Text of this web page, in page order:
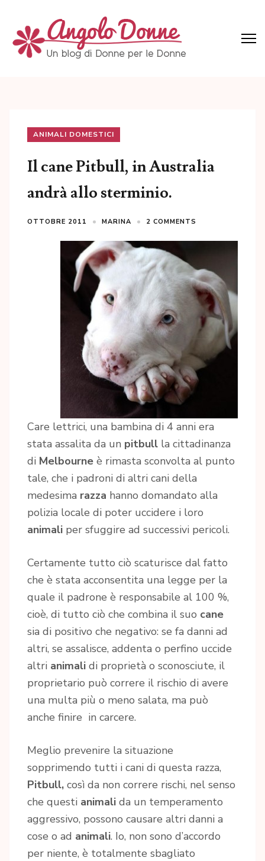
content
(Press
ANIMALI DOMESTICI
Il cane Pitbull, in Australia
andrà allo sterminio.
OTTOBRE 2011 MARINA 2 COMMENTS
Care lettrici, una bambina di 4 anni era
stata assalita da un pitbull la cittadinanza
di Melbourne è rimasta sconvolta al punto
tale, che i padroni di altri cani della
medesima razza hanno domandato alla
polizia locale di poter uccidere i loro
animali per sfuggire ad successivi pericoli.
Certamente tutto ciò scaturisce dal fatto
che è stata acconsentita una legge per la
quale il padrone è responsabile al 100 %,
cioè, di tutto ciò che combina il suo cane
sia di positivo che negativo: se fa danni ad
altri, se assalisce, addenta o perfino uccide
altri animali di proprietà o sconosciute, il
proprietario può correre il rischio di avere
una multa più o meno salata, ma può
anche finire in carcere.
Meglio prevenire la situazione
sopprimendo tutti i cani di questa razza,
Pitbull, così da non correre rischi, nel senso
che questi animali da un temperamento
aggressivo, possono causare altri danni a
cose o ad animali. Io, non sono d’accordo
per niente, è totalmente sbagliato